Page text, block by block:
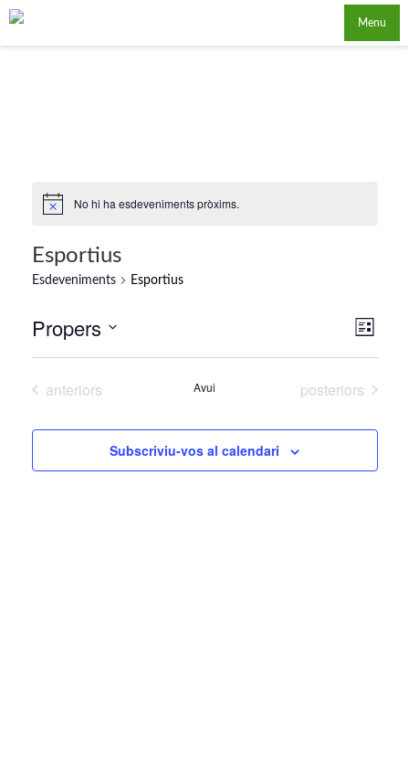
Saltar
Menu
No hi ha esdeveniments pròxims.
Esportius
Esdeveniments Esportius
de
de
Llista
Propers
data.Esdeveniments
anteriors Avui Esdeveniments
posteriors
Subscriviu-vos al calendari